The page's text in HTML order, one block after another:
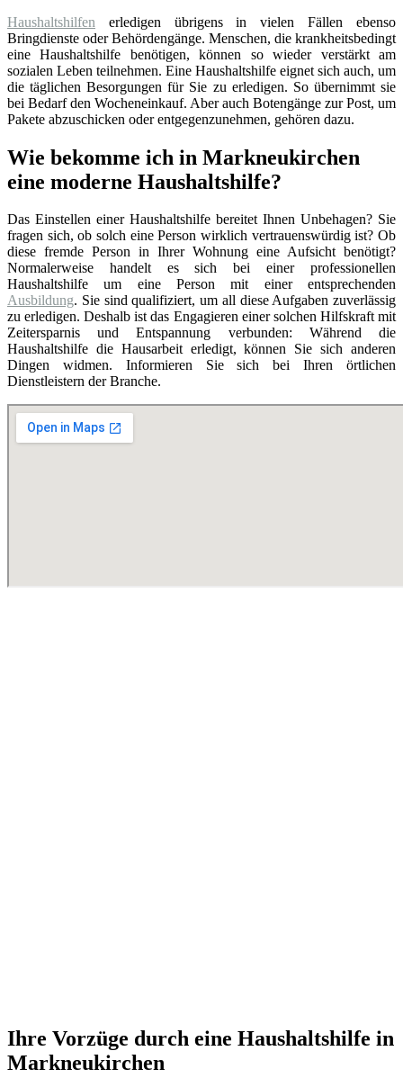
Haushaltshilfen erledigen übrigens in vielen Fällen ebenso
Bringdienste oder Behördengänge. Menschen, die krankheitsbedingt
eine Haushaltshilfe benötigen, können so wieder verstärkt am
sozialen Leben teilnehmen. Eine Haushaltshilfe eignet sich auch, um
die täglichen Besorgungen für Sie zu erledigen. So übernimmt sie
bei Bedarf den Wocheneinkauf. Aber auch Botengänge zur Post, um
Pakete abzuschicken oder entgegenzunehmen, gehören dazu.
Wie bekomme ich in Markneukirchen
eine moderne Haushaltshilfe?
Das Einstellen einer Haushaltshilfe bereitet Ihnen Unbehagen? Sie
fragen sich, ob solch eine Person wirklich vertrauenswürdig ist? Ob
diese fremde Person in Ihrer Wohnung eine Aufsicht benötigt?
Normalerweise handelt es sich bei einer professionellen
Haushaltshilfe um eine Person mit einer entsprechenden
Ausbildung. Sie sind qualifiziert, um all diese Aufgaben zuverlässig
zu erledigen. Deshalb ist das Engagieren einer solchen Hilfskraft mit
Zeitersparnis und Entspannung verbunden: Während die
Haushaltshilfe die Hausarbeit erledigt, können Sie sich anderen
Dingen widmen. Informieren Sie sich bei Ihren örtlichen
Dienstleistern der Branche.
Ihre Vorzüge durch eine Haushaltshilfe in
Markneukirchen